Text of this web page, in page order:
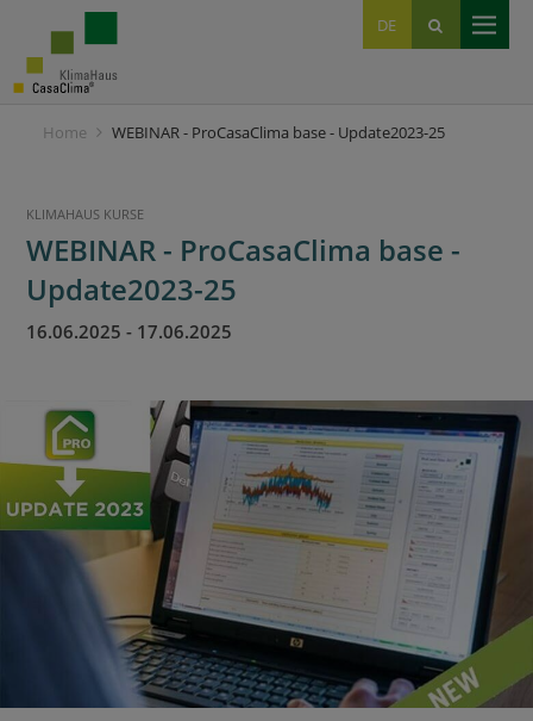
DE
IT
EN
Home WEBINAR - ProCasaClima base - Update2023-25
KLIMAHAUS KURSE
WEBINAR - ProCasaClima base -
Update2023-25
16.06.2025- 17.06.2025